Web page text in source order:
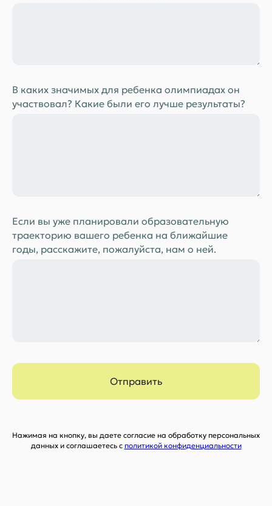
В каких значимых для ребенка олимпиадах он
участвовал? Какие были его лучше результаты?
Если вы уже планировали образовательную
траекторию вашего ребенка на ближайшие
годы, расскажите, пожалуйста, нам о ней.
Отправить
Нажимая на кнопку, вы даете согласие на обработку персональных
данных и соглашаетесь c политикой конфиденциальности
Новости лицея